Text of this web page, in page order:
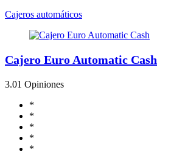
Cajeros automáticos
Cajero Euro Automatic Cash
3.01 Opiniones
*
*
*
*
*